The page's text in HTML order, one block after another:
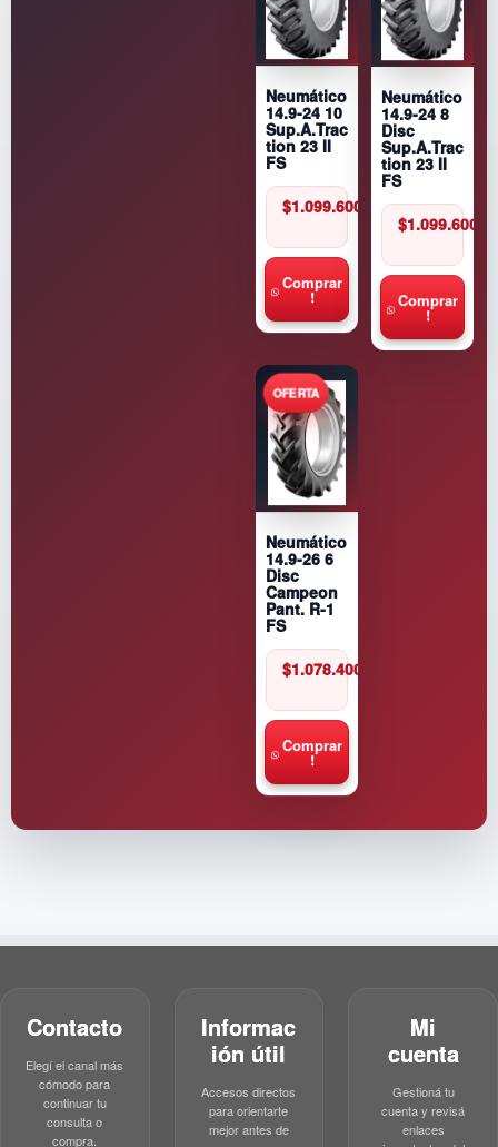
Neumático
14.9-24 10
Sup.A.Trac
tion 23 II
FS
$1.099.600
Comprar
!
Neumático
14.9-24 8
Disc
Sup.A.Trac
tion 23 II
FS
$1.099.600
Comprar
!
Neumático
14.9-26 6
Disc
Campeon
Pant. R-1
FS
$1.078.400
Comprar
!
Contacto
Elegí el canal más
cómodo para
continuar tu
consulta o
compra.
Informac
ión útil
Accesos directos
para orientarte
mejor antes de
Mi
cuenta
Gestioná tu
cuenta y revisá
enlaces